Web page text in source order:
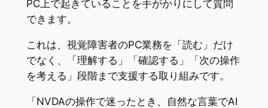
PC上で起きていることを手がかりにして質問
できます。
これは、視覚障害者のPC業務を「読む」だけ
でなく、「理解する」「確認する」「次の操作
を考える」段階まで支援する取り組みです。
「NVDAの操作で迷ったとき、自然な言葉でAI